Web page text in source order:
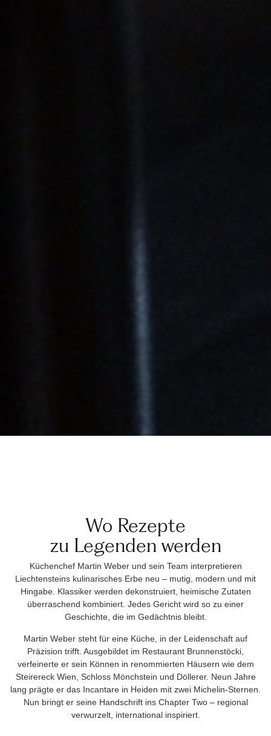
Wo Rezepte
zu Legenden werden
Küchenchef Martin Weber und sein Team interpretieren
Liechtensteins kulinarisches Erbe neu – mutig, modern und mit
Hingabe. Klassiker werden dekonstruiert, heimische Zutaten
überraschend kombiniert. Jedes Gericht wird so zu einer
Geschichte, die im Gedächtnis bleibt.
Martin Weber steht für eine Küche, in der Leidenschaft auf
Präzision trifft. Ausgebildet im Restaurant Brunnenstöcki,
verfeinerte er sein Können in renommierten Häusern wie dem
Steirereck Wien, Schloss Mönchstein und Döllerer. Neun Jahre
lang prägte er das Incantare in Heiden mit zwei Michelin-Sternen.
Nun bringt er seine Handschrift ins Chapter Two – regional
verwurzelt, international inspiriert.